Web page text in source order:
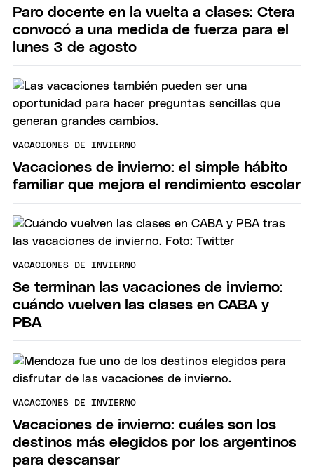
Paro docente en la vuelta a clases: Ctera
convocó a una medida de fuerza para el
lunes 3 de agosto
VACACIONES DE INVIERNO
Vacaciones de invierno: el simple hábito
familiar que mejora el rendimiento escolar
VACACIONES DE INVIERNO
Se terminan las vacaciones de invierno:
cuándo vuelven las clases en CABA y
PBA
VACACIONES DE INVIERNO
Vacaciones de invierno: cuáles son los
destinos más elegidos por los argentinos
para descansar